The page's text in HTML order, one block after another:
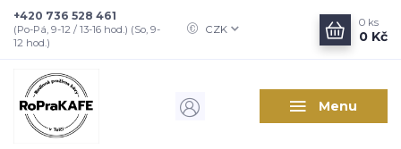
Menu
CZK
+420 736 528 461
(Po-Pá, 9-12 / 13-16 hod.) (So, 9-
12 hod.)
0 ks
0 Kč